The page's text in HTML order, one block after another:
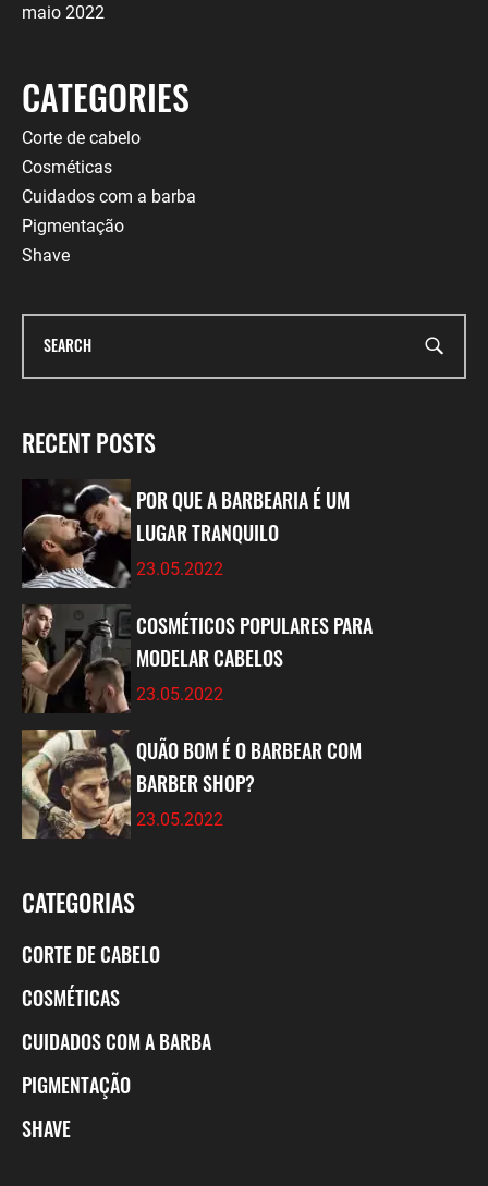
maio 2022
CATEGORIES
Corte de cabelo
Cosméticas
Cuidados com a barba
Pigmentação
Shave
RECENT POSTS
POR QUE A BARBEARIA É UM
LUGAR TRANQUILO
23.05.2022
COSMÉTICOS POPULARES PARA
MODELAR CABELOS
23.05.2022
QUÃO BOM É O BARBEAR COM
BARBER SHOP?
23.05.2022
CATEGORIAS
CORTE DE CABELO
COSMÉTICAS
CUIDADOS COM A BARBA
PIGMENTAÇÃO
SHAVE